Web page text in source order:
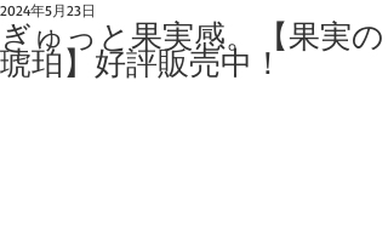
ぎゅっと果実感。【果実の
琥珀】好評販売中！
2024年5月23日